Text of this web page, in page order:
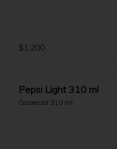
$1.200
Pepsi Light 310 ml
Gaseosa 310 ml